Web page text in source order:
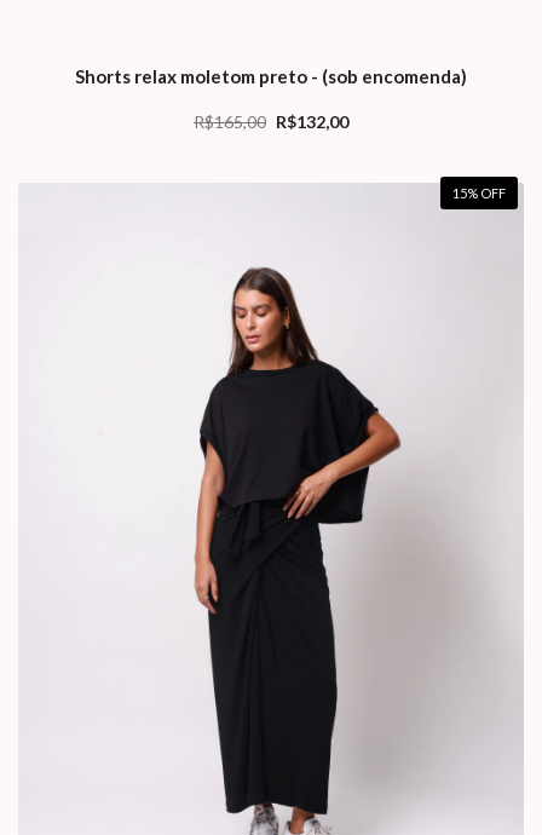
Shorts relax moletom preto - (sob encomenda)
R$165,00 R$132,00
15% OFF